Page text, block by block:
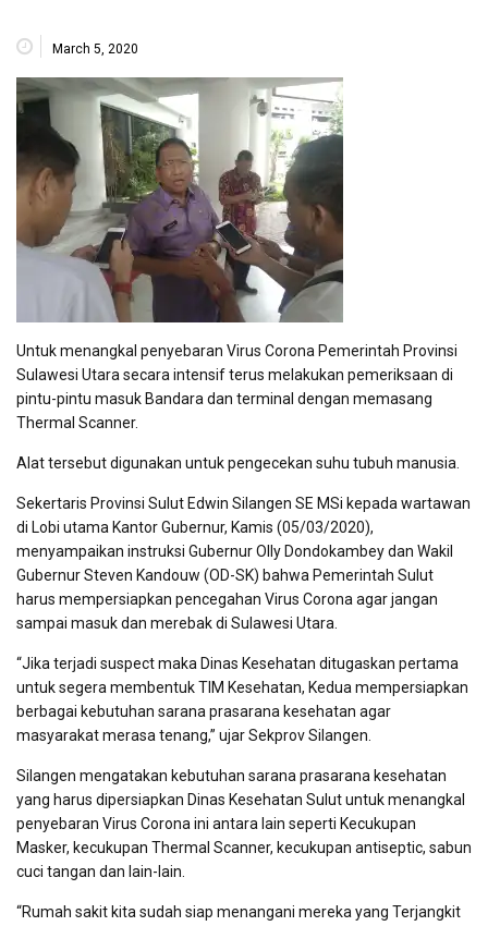
March 5, 2020
Untuk menangkal penyebaran Virus Corona Pemerintah Provinsi
Sulawesi Utara secara intensif terus melakukan pemeriksaan di
pintu-pintu masuk Bandara dan terminal dengan memasang
Thermal Scanner.
Alat tersebut digunakan untuk pengecekan suhu tubuh manusia.
Sekertaris Provinsi Sulut Edwin Silangen SE MSi kepada wartawan
di Lobi utama Kantor Gubernur, Kamis (05/03/2020),
menyampaikan instruksi Gubernur Olly Dondokambey dan Wakil
Gubernur Steven Kandouw (OD-SK) bahwa Pemerintah Sulut
harus mempersiapkan pencegahan Virus Corona agar jangan
sampai masuk dan merebak di Sulawesi Utara.
“Jika terjadi suspect maka Dinas Kesehatan ditugaskan pertama
untuk segera membentuk TIM Kesehatan, Kedua mempersiapkan
berbagai kebutuhan sarana prasarana kesehatan agar
masyarakat merasa tenang,” ujar Sekprov Silangen.
Silangen mengatakan kebutuhan sarana prasarana kesehatan
yang harus dipersiapkan Dinas Kesehatan Sulut untuk menangkal
penyebaran Virus Corona ini antara lain seperti Kecukupan
Masker, kecukupan Thermal Scanner, kecukupan antiseptic, sabun
cuci tangan dan lain-lain.
“Rumah sakit kita sudah siap menangani mereka yang Terjangkit